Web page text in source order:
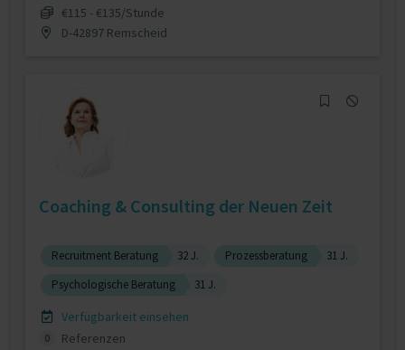
€115 - €135/Stunde
D-42897 Remscheid
Coaching & Consulting der Neuen Zeit
Recruitment Beratung 32 J. Prozessberatung
31 J.
Psychologische Beratung
31 J.
Verfügbarkeit einsehen
0
Referenzen